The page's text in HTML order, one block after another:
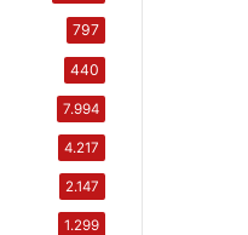
797
440
7.994
4.217
2.147
1.299